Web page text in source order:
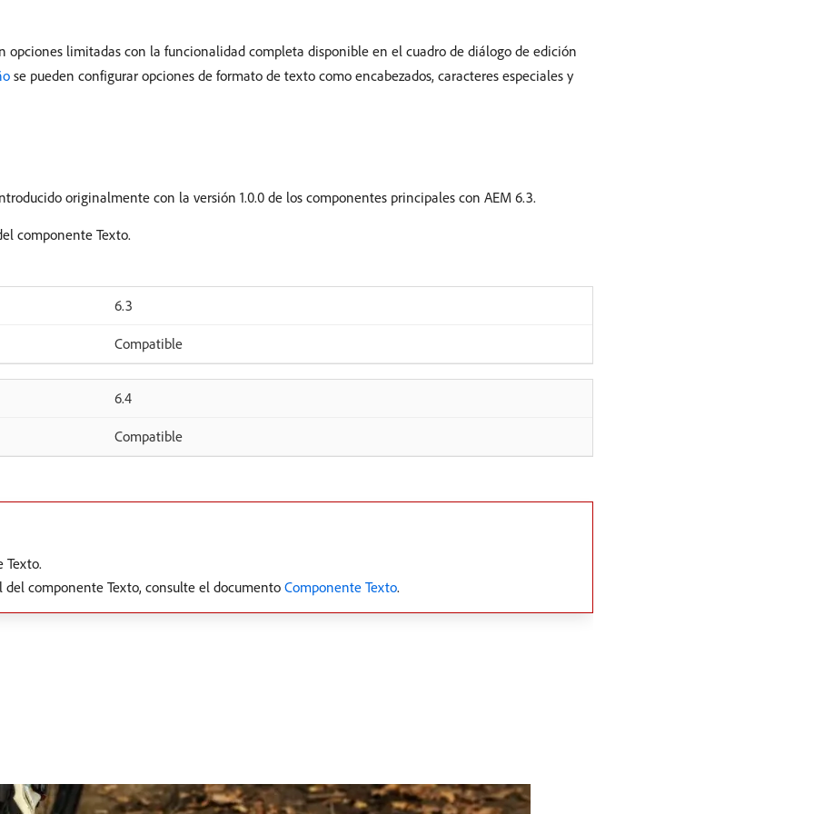
limitadas con la funcionalidad completa disponible en el cuadro de diálogo de edición
se pueden configurar opciones de formato de texto como encabezados, caracteres especiales y
originalmente con la versión 1.0.0 de los componentes principales con AEM 6.3.
componente Texto.
6.3
Compatible
6.4
Compatible
Texto.
componente Texto, consulte el documento Componente Texto.